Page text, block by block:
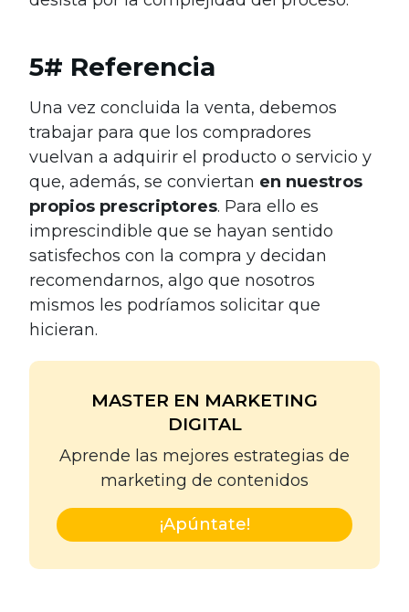
5# Referencia
Una vez concluida la venta, debemos
trabajar para que los compradores
vuelvan a adquirir el producto o servicio y
que, además, se conviertan en nuestros
propios prescriptores. Para ello es
imprescindible que se hayan sentido
satisfechos con la compra y decidan
recomendarnos, algo que nosotros
mismos les podríamos solicitar que
hicieran.
MASTER EN MARKETING
DIGITAL
Aprende las mejores estrategias de
marketing de contenidos
¡Apúntate!